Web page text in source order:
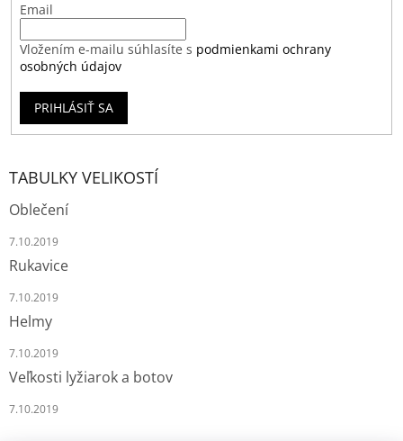
Email
Vložením e-mailu súhlasíte s podmienkami ochrany
osobných údajov
PRIHLÁSIŤ SA
TABULKY VELIKOSTÍ
Oblečení
7.10.2019
Rukavice
7.10.2019
Helmy
7.10.2019
Veľkosti lyžiarok a botov
7.10.2019